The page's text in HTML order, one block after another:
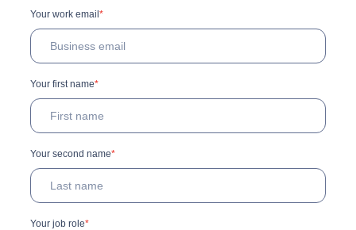
*
Your work email
*
Your first name
*
Your second name
*
Your job role